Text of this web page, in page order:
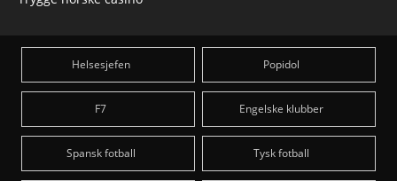
Helsesjefen Popidol
F7 Engelske klubber
Spansk fotball Tysk fotball